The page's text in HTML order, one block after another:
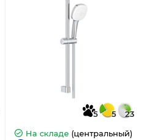
5 5
23
На складе (центральный)